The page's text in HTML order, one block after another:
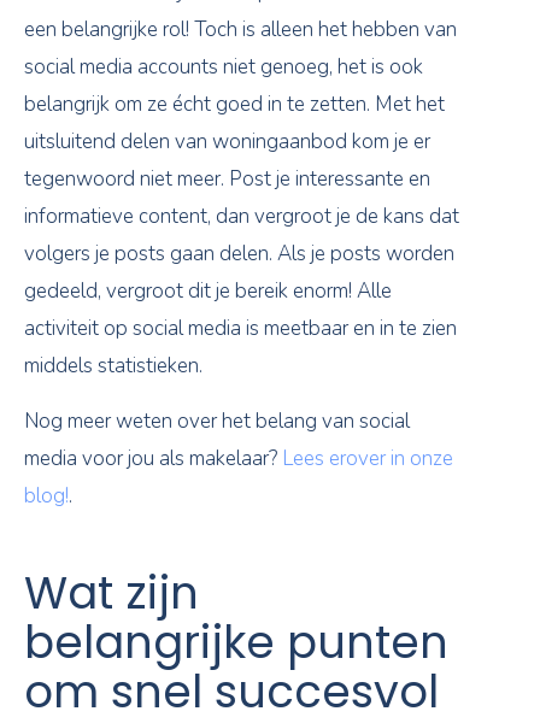
een belangrijke rol! Toch is alleen het hebben van
social media accounts niet genoeg, het is ook
belangrijk om ze écht goed in te zetten. Met het
uitsluitend delen van woningaanbod kom je er
tegenwoord niet meer. Post je interessante en
informatieve content, dan vergroot je de kans dat
volgers je posts gaan delen. Als je posts worden
gedeeld, vergroot dit je bereik enorm! Alle
activiteit op social media is meetbaar en in te zien
middels statistieken.
Nog meer weten over het belang van social
media voor jou als makelaar? Lees erover in onze
blog!.
Wat zijn
belangrijke punten
om snel succesvol